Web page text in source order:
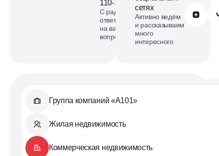
110-18-73
С радостью
ответим
на ваши
вопросы
Обратиться в А101
сетях
Активно ведём
и рассказываем
много
интересного
Группа компаний «А101»
Жилая недвижимость
Коммерческая недвижимость